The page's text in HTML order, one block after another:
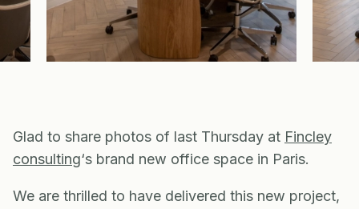
Glad to share photos of last Thursday at Fincley
consulting‘s brand new office space in Paris.
We are thrilled to have delivered this new project,